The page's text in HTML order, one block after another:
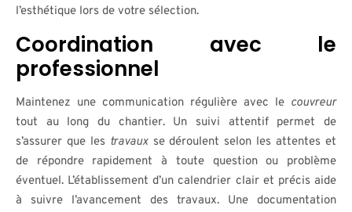
l’esthétique lors de votre sélection.
Coordination avec le
professionnel
Maintenez une communication régulière avec le couvreur
tout au long du chantier. Un suivi attentif permet de
s’assurer que les travauxse déroulent selon les attentes et
de répondre rapidement à toute question ou problème
éventuel. L’établissement d’un calendrier clair et précis aide
à suivre l’avancement des travaux. Une documentation